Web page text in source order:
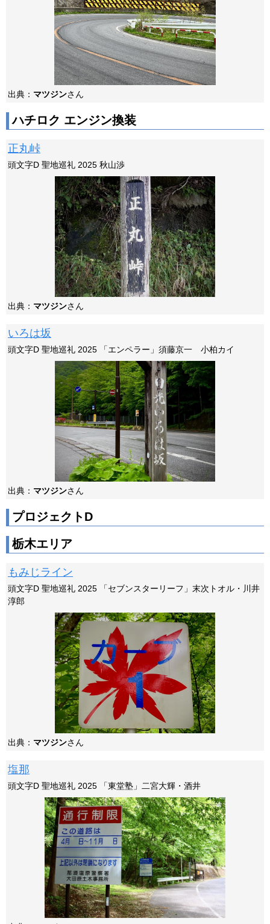
出典： マツジンさん
ハチロク エンジン換装
正丸峠
頭文字D 聖地巡礼 2025 秋山渉
出典： マツジンさん
いろは坂
頭文字D 聖地巡礼 2025 「エンペラー」須藤京一 小柏カイ
出典： マツジンさん
プロジェクトD
栃木エリア
もみじライン
頭文字D 聖地巡礼 2025 「セブンスターリーフ」末次トオル・川井
淳郎
出典： マツジンさん
塩那
頭文字D 聖地巡礼 2025 「東堂塾」二宮大輝・酒井